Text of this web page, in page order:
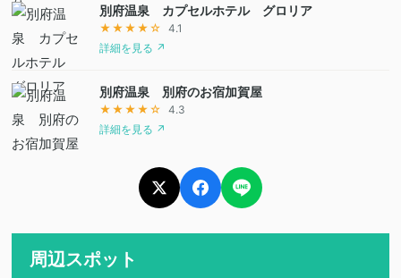
別府温泉 カプセルホテル グロリア
★★★★☆
4.1
詳細を見る ↗
別府温泉 別府のお宿加賀屋
★★★★☆
4.3
詳細を見る ↗
周辺スポット